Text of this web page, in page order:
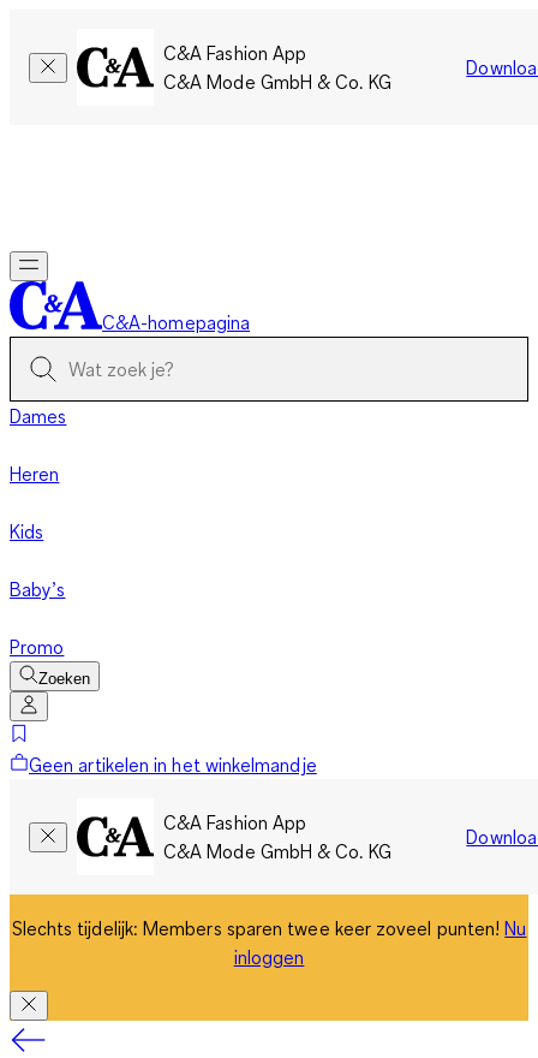
C&A Fashion App
C&A Mode GmbH & Co. KG
C&A-homepagina
Dames
Heren
Kids
Baby’s
Promo
Zoeken
Geen artikelen in het winkelmandje
C&A Fashion App
C&A Mode GmbH & Co. KG
Slechts tijdelijk: Members sparen twee keer zoveel punten!Nu
inloggen